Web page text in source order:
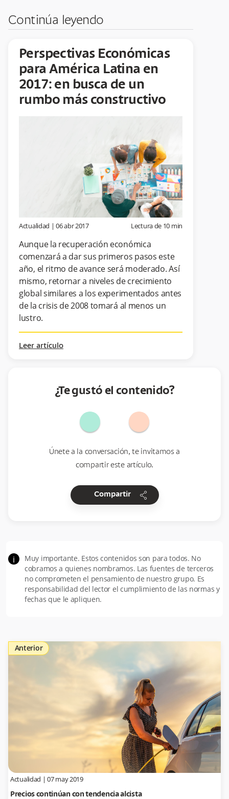
Continúa leyendo
Perspectivas Económicas
para América Latina en
2017: en busca de un
rumbo más constructivo
Actualidad |06 abr 2017 Lectura de 10 min
Aunque la recuperación económica
comenzará a dar sus primeros pasos este
año, el ritmo de avance será moderado. Así
mismo, retornar a niveles de crecimiento
global similares a los experimentados antes
de la crisis de 2008 tomará al menos un
lustro.
Leer artículo
¿Te gustó el contenido?
Únete a la conversación, te invitamos a
compartir este artículo.
Compartir share
i
Muy importante. Estos contenidos son para todos. No
cobramos a quienes nombramos. Las fuentes de terceros
no comprometen el pensamiento de nuestro grupo. Es
responsabilidad del lector el cumplimiento de las normas y
fechas que le apliquen.
Anterior
Actualidad |07 may 2019
Precios continúan con tendencia alcista